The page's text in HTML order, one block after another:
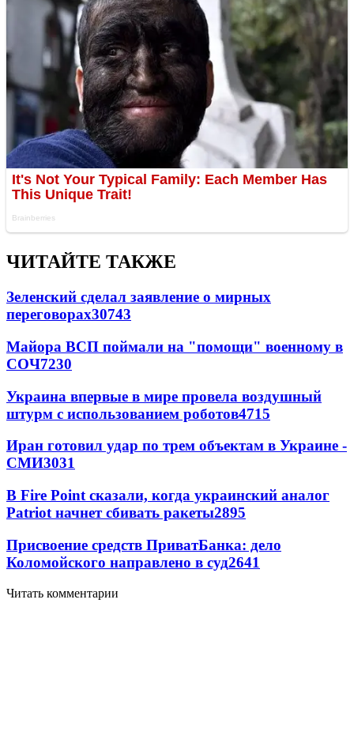
ЧИТАЙТЕ ТАКЖЕ
Зеленский сделал заявление о мирных
переговорах30743
Майора ВСП поймали на "помощи" военному в
СОЧ7230
Украина впервые в мире провела воздушный
штурм с использованием роботов4715
Иран готовил удар по трем объектам в Украине -
СМИ3031
В Fire Point сказали, когда украинский аналог
Patriot начнет сбивать ракеты2895
Присвоение средств ПриватБанка: дело
Коломойского направлено в суд2641
Читать комментарии